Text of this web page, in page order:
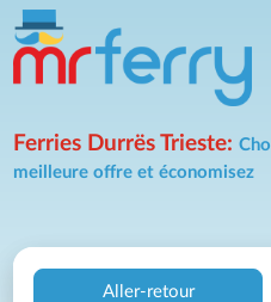
Ferries Durrës Trieste:
meilleure offre et économisez
Aller-retour